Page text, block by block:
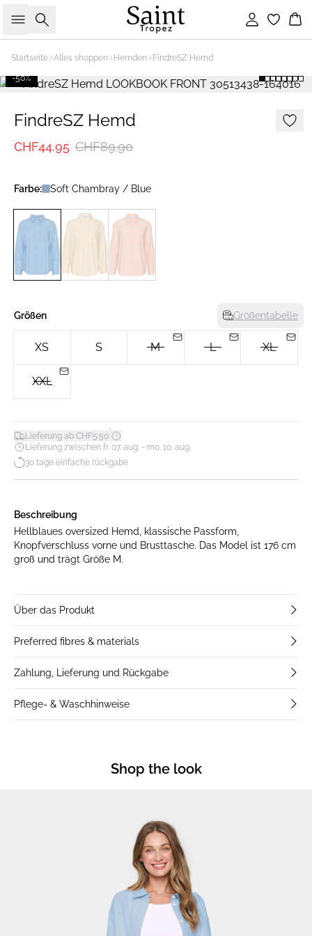
Suche Einloggen
Startseite Alles shoppen Hemden FindreSZ Hemd
-50%
FindreSZ Hemd
CHF44.95 CHF89.90
Farbe: Soft Chambray / Blue
Größen Größentabelle
XS S M L XL
XXL
Lieferung ab CHF5.50*
Lieferung zwischen fr. 07. aug. - mo. 10. aug.
30 tage einfache rückgabe
Beschreibung
Hellblaues oversized Hemd, klassische Passform,
Knopfverschluss vorne und Brusttasche. Das Model ist 176 cm
groß und trägt Größe M.
Über das Produkt
Preferred fibres & materials
Zahlung, Lieferung und Rückgabe
Pflege- & Waschhinweise
Shop the look